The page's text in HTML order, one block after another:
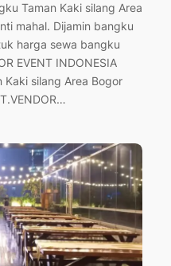
Taman Kaki silang Area
mahal. Dijamin bangku
harga sewa bangku
EVENT INDONESIA
Kaki silang Area Bogor